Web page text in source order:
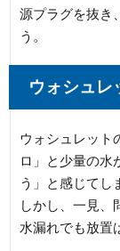
源プラグを抜き
う。
ウォシュレ
ウォシュレット
ロ」と少量の水
う」と感じてし
しかし、一見、
水漏れでも放置